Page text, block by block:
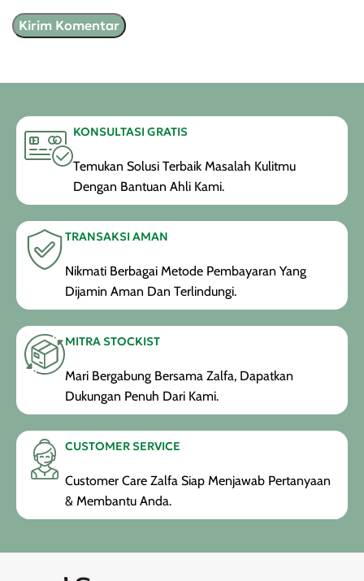
KONSULTASI GRATIS
Temukan Solusi Terbaik Masalah Kulitmu
Dengan Bantuan Ahli Kami.
TRANSAKSI AMAN
Nikmati Berbagai Metode Pembayaran Yang
Dijamin Aman Dan Terlindungi.
MITRA STOCKIST
Mari Bergabung Bersama Zalfa, Dapatkan
Dukungan Penuh Dari Kami.
CUSTOMER SERVICE
Customer Care Zalfa Siap Menjawab Pertanyaan
& Membantu Anda.